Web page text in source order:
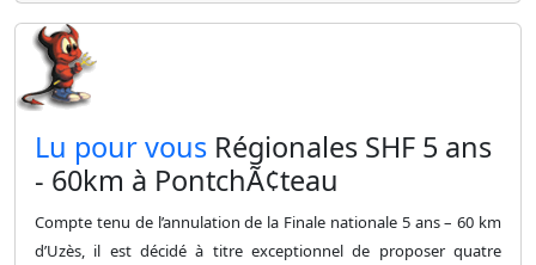
​Lu pour vous Régionales SHF 5 ans
- 60km à PontchÃ¢teau
Compte tenu de l’annulation de la Finale nationale 5 ans – 60 km
d’Uzès, il est décidé à titre exceptionnel de proposer quatre